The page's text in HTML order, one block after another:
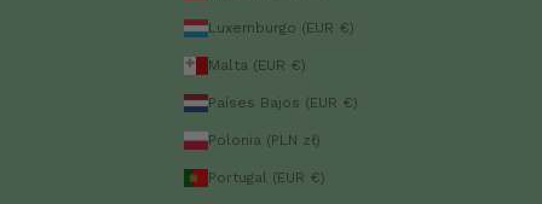
Luxemburgo (EUR €)
Malta (EUR €)
Países Bajos (EUR €)
Polonia (PLN zł)
Portugal (EUR €)